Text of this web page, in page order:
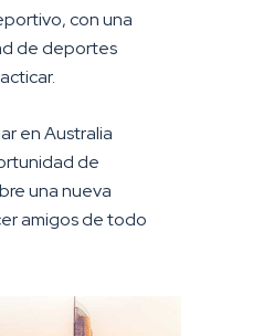
con una
de deportes
en Australia
de
una nueva
amigos de todo